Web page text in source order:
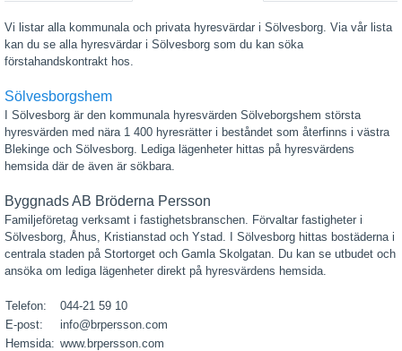
Vi listar alla kommunala och privata hyresvärdar i Sölvesborg. Via vår lista
kan du se alla hyresvärdar i Sölvesborg som du kan söka
förstahandskontrakt hos.
Sölvesborgshem
I Sölvesborg är den kommunala hyresvärden Sölveborgshem största
hyresvärden med nära 1 400 hyresrätter i beståndet som återfinns i västra
Blekinge och Sölvesborg. Lediga lägenheter hittas på hyresvärdens
hemsida där de även är sökbara.
Byggnads AB Bröderna Persson
Familjeföretag verksamt i fastighetsbranschen. Förvaltar fastigheter i
Sölvesborg, Åhus, Kristianstad och Ystad. I Sölvesborg hittas bostäderna i
centrala staden på Stortorget och Gamla Skolgatan. Du kan se utbudet och
ansöka om lediga lägenheter direkt på hyresvärdens hemsida.
Telefon:
044-21 59 10
E-post:
info@brpersson.com
Hemsida: www.brpersson.com